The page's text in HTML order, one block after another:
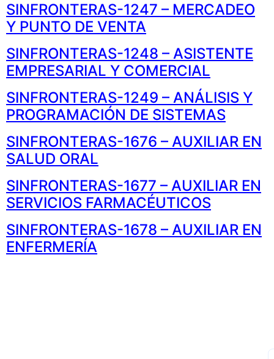
SINFRONTERAS-1247 – MERCADEO
Y PUNTO DE VENTA
SINFRONTERAS-1248 – ASISTENTE
EMPRESARIAL Y COMERCIAL
SINFRONTERAS-1249 – ANÁLISIS Y
PROGRAMACIÓN DE SISTEMAS
SINFRONTERAS-1676 – AUXILIAR EN
SALUD ORAL
SINFRONTERAS-1677 – AUXILIAR EN
SERVICIOS FARMACÉUTICOS
SINFRONTERAS-1678 – AUXILIAR EN
ENFERMERÍA